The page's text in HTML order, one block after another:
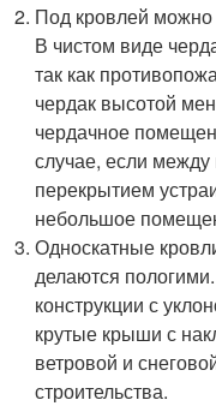
Под кровлей
В чистом виде
так как
чердак высотой
чердачное
случае, если между
перекрытием
небольшое
Односкатные
делаются
конструкции с
крутые крыши с
ветровой и
строительства.